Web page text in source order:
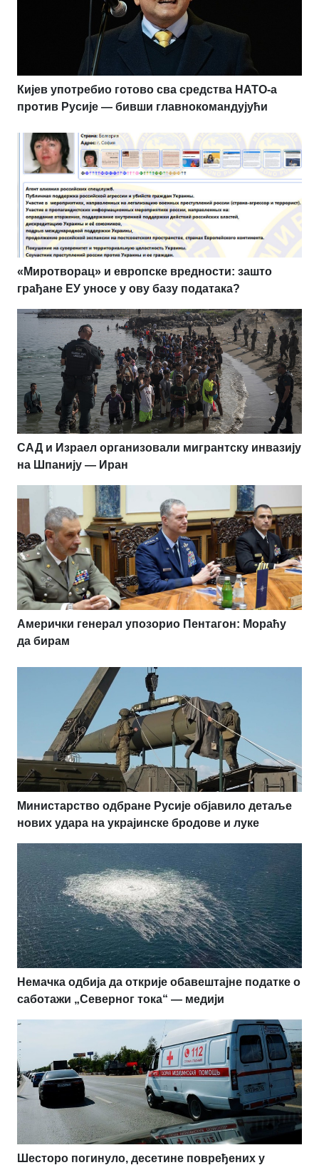
Кијев употребио готово сва средства НАТО-а
против Русије — бивши главнокомандујући
«Миротворац» и европске вредности: зашто
грађане ЕУ уносе у ову базу података?
САД и Израел организовали мигрантску инвазију
на Шпанију — Иран
Амерички генерал упозорио Пентагон: Мораћу
да бирам
Министарство одбране Русије објавило детаље
нових удара на украјинске бродове и луке
Немачка одбија да открије обавештајне податке о
саботажи „Северног тока“ — медији
Шесторо погинуло, десетине повређених у